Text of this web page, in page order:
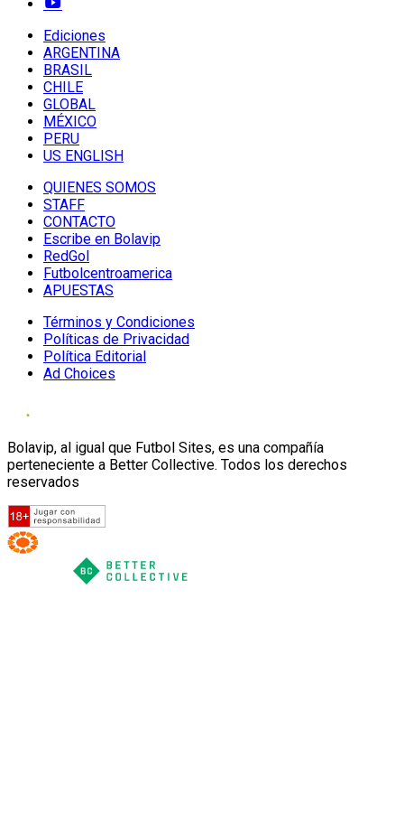
Ediciones
ARGENTINA
BRASIL
CHILE
GLOBAL
MÉXICO
PERU
US ENGLISH
QUIENES SOMOS
STAFF
CONTACTO
Escribe en Bolavip
RedGol
Futbolcentroamerica
APUESTAS
Términos y Condiciones
Políticas de Privacidad
Política Editorial
Ad Choices
Bolavip, al igual que Futbol Sites, es una compañía
perteneciente a Better Collective. Todos los derechos
reservados